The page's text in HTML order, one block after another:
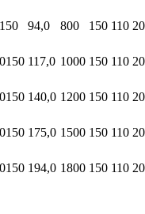
94,0 800 150 110
117,0 1000 150 110
140,0 1200 150 110
175,0 1500 150 110
194,0 1800 150 110